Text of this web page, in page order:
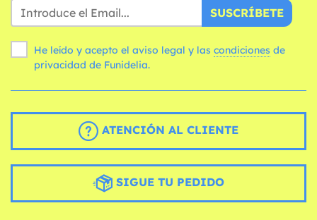
SUSCRÍBETE
He leído y acepto el aviso legal y las condiciones
privacidad de Funidelia.
ATENCIÓN AL CLIENTE
SIGUE TU PEDIDO